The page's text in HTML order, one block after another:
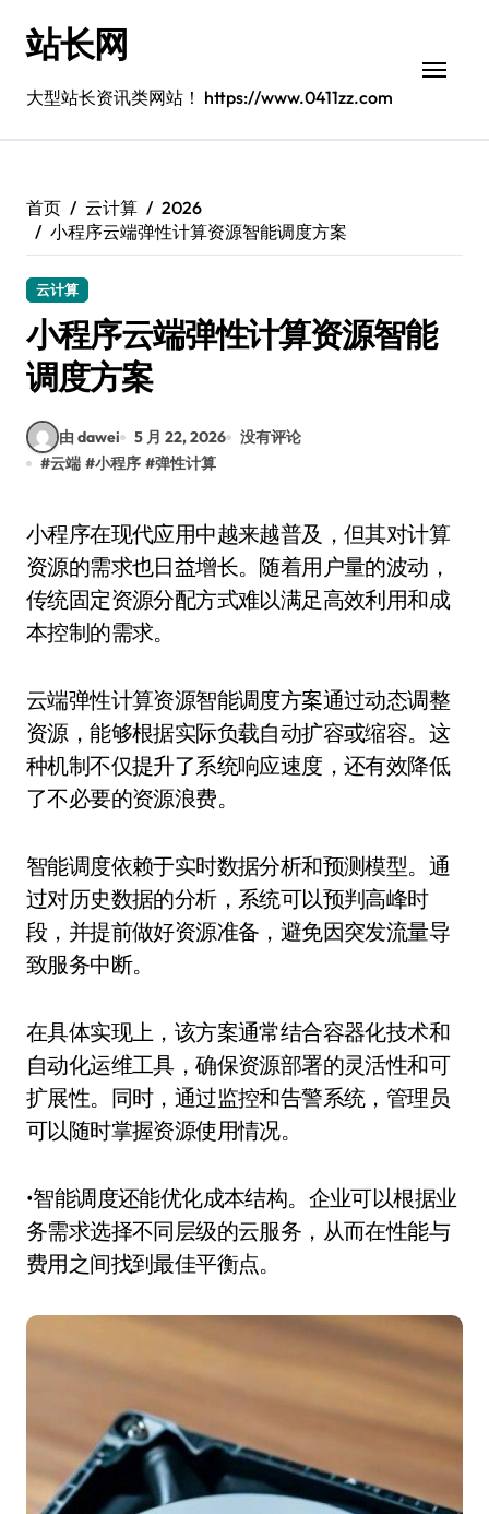
站长网
大型站长资讯类网站！ https://www.0411zz.com
首页 云计算
2026
小程序云端弹性计算资源智能调度方案
云计算
小程序云端弹性计算资源智能
调度方案
由 dawei 5 月 22, 2026
没有评论
#云端 #小程序 #弹性计算
小程序在现代应用中越来越普及，但其对计算
资源的需求也日益增长。随着用户量的波动，
传统固定资源分配方式难以满足高效利用和成
本控制的需求。
云端弹性计算资源智能调度方案通过动态调整
资源，能够根据实际负载自动扩容或缩容。这
种机制不仅提升了系统响应速度，还有效降低
了不必要的资源浪费。
智能调度依赖于实时数据分析和预测模型。通
过对历史数据的分析，系统可以预判高峰时
段，并提前做好资源准备，避免因突发流量导
致服务中断。
在具体实现上，该方案通常结合容器化技术和
自动化运维工具，确保资源部署的灵活性和可
扩展性。同时，通过监控和告警系统，管理员
可以随时掌握资源使用情况。
•智能调度还能优化成本结构。企业可以根据业
务需求选择不同层级的云服务，从而在性能与
费用之间找到最佳平衡点。